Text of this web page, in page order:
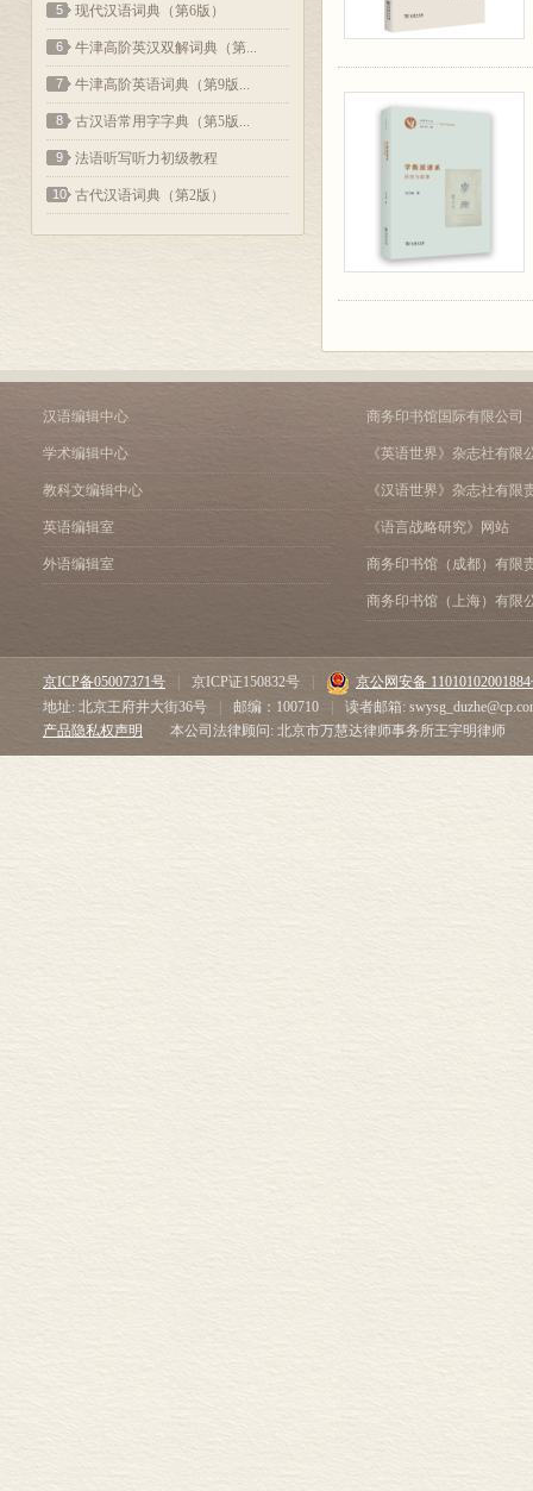
5 现代汉语词典（第6版）
6 牛津高阶英汉双解词典（第...
7 牛津高阶英语词典（第9版...
8 古汉语常用字字典（第5版...
9 法语听写听力初级教程
10 古代汉语词典（第2版）
汉语编辑中心
学术编辑中心
教科文编辑中心
英语编辑室
外语编辑室
商务印书馆国际有限公司
《英语世界》杂志社有限
《汉语世界》杂志社有限
《语言战略研究》网站
商务印书馆（成都）有限
商务印书馆（上海）有限
京ICP备05007371号 京ICP证150832号
京公网安备
地址: 北京王府井大街36号
邮编：100710
读者邮箱:
产品隐私权声明
本公司法律顾问: 北京市万慧达律师事务所王宇明律师